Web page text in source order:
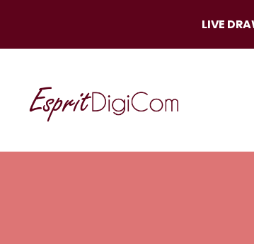
LIVE